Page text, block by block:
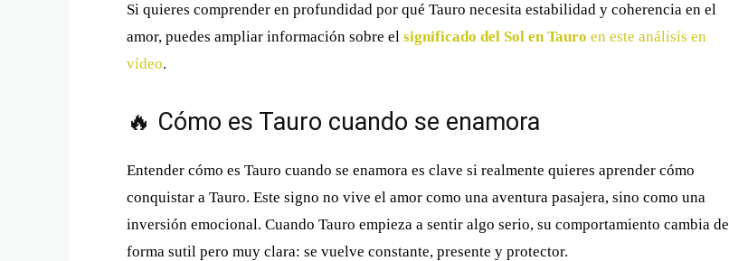
Si quieres comprender en profundidad por qué Tauro necesita estabilidad y coherencia en el
amor, puedes ampliar información sobre el significado del Sol en Tauro en este análisis en
vídeo.
🔥 Cómo es Tauro cuando se enamora
Entender cómo es Tauro cuando se enamora es clave si realmente quieres aprender cómo
conquistar a Tauro. Este signo no vive el amor como una aventura pasajera, sino como una
inversión emocional. Cuando Tauro empieza a sentir algo serio, su comportamiento cambia de
forma sutil pero muy clara: se vuelve constante, presente y protector.